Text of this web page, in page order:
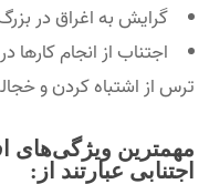
گرایش به اغراق در
اجتناب از انجام
ترس از اشتباه کردن و
مهمترین ویژگی‌های
اجتنابی عبارتند از: